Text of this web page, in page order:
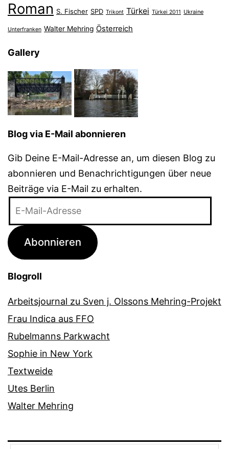
Roman S. Fischer SPD Trikont Türkei Türkei 2011 Ukraine
Unterfranken Walter Mehring Österreich
Gallery
Blog via E-Mail abonnieren
Gib Deine E-Mail-Adresse an, um diesen Blog zu
abonnieren und Benachrichtigungen über neue
Beiträge via E-Mail zu erhalten.
Adresse
Abonnieren
Blogroll
Arbeitsjournal zu Sven j. Olssons Mehring-Projekt
Frau Indica aus FFO
Rubelmanns Parkwacht
Sophie in New York
Textweide
Utes Berlin
Walter Mehring